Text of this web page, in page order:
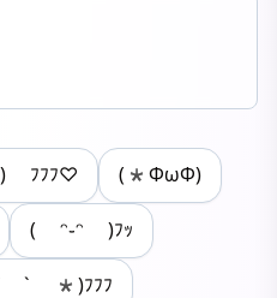
ﾌﾌﾌ♡ (*ФωФ)
( ᵔ֊ᵔ )ﾌｯ
*)ﾌﾌﾌ